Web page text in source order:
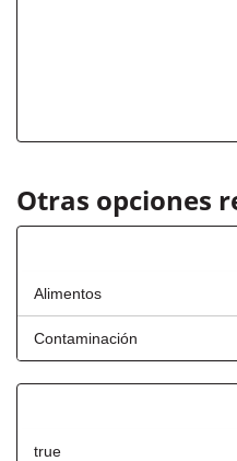
Otras opciones
Alimentos
Contaminación
true